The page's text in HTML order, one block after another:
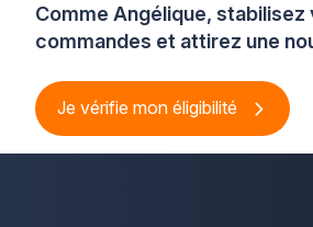
Comme Angélique,
commandes et attirez une
Je vérifie mon éligibilité